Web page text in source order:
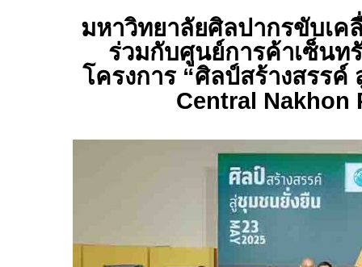
มหาวิทยาลัยศิลปากรขับเค
ร่วมกับศูนย์การค้าเซ็นท
โครงการ “ศิลป์สร้างสรร
Central Nakhon